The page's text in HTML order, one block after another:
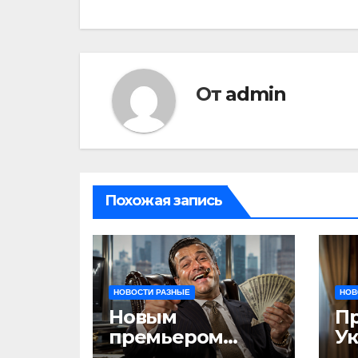
От admin
Похожая запись
НОВОСТИ РАЗНЫЕ
Новым
премьером